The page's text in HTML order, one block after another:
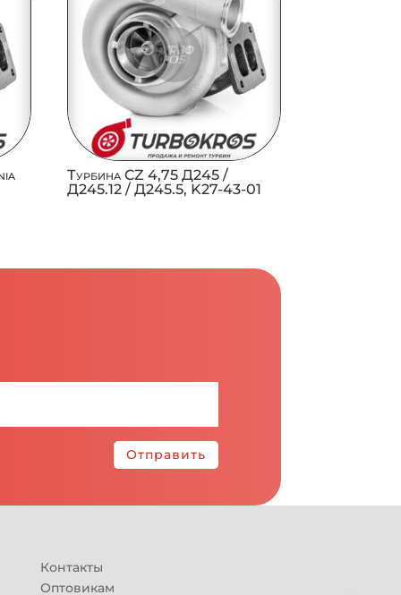
Турбина CZ 4,75 Д245 /
Д245.12 / Д245.5, K27-43-01
Отправить
Контакты
Оптовикам